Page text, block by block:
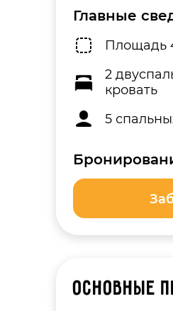
Главные
Площадь
2
кровать
5
Основные